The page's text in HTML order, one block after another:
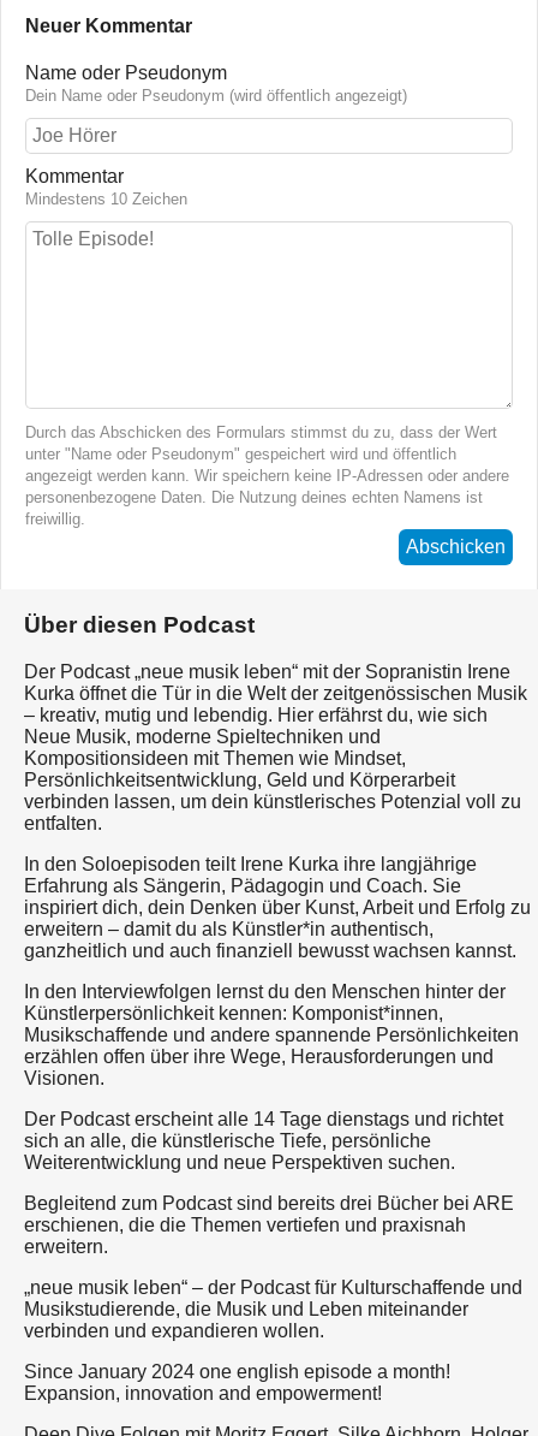
Neuer Kommentar
Name oder Pseudonym
Dein Name oder Pseudonym (wird öffentlich angezeigt)
Kommentar
Mindestens 10 Zeichen
Durch das Abschicken des Formulars stimmst du zu, dass der Wert
unter "Name oder Pseudonym" gespeichert wird und öffentlich
angezeigt werden kann. Wir speichern keine IP-Adressen oder andere
personenbezogene Daten. Die Nutzung deines echten Namens ist
freiwillig.
Abschicken
Über diesen Podcast
Der Podcast „neue musik leben“ mit der Sopranistin Irene
Kurka öffnet die Tür in die Welt der zeitgenössischen Musik
– kreativ, mutig und lebendig. Hier erfährst du, wie sich
Neue Musik, moderne Spieltechniken und
Kompositionsideen mit Themen wie Mindset,
Persönlichkeitsentwicklung, Geld und Körperarbeit
verbinden lassen, um dein künstlerisches Potenzial voll zu
entfalten.
In den Soloepisoden teilt Irene Kurka ihre langjährige
Erfahrung als Sängerin, Pädagogin und Coach. Sie
inspiriert dich, dein Denken über Kunst, Arbeit und Erfolg zu
erweitern – damit du als Künstler*in authentisch,
ganzheitlich und auch finanziell bewusst wachsen kannst.
In den Interviewfolgen lernst du den Menschen hinter der
Künstlerpersönlichkeit kennen: Komponist*innen,
Musikschaffende und andere spannende Persönlichkeiten
erzählen offen über ihre Wege, Herausforderungen und
Visionen.
Der Podcast erscheint alle 14 Tage dienstags und richtet
sich an alle, die künstlerische Tiefe, persönliche
Weiterentwicklung und neue Perspektiven suchen.
Begleitend zum Podcast sind bereits drei Bücher bei ARE
erschienen, die die Themen vertiefen und praxisnah
erweitern.
„neue musik leben“ – der Podcast für Kulturschaffende und
Musikstudierende, die Musik und Leben miteinander
verbinden und expandieren wollen.
Since January 2024 one english episode a month!
Expansion, innovation and empowerment!